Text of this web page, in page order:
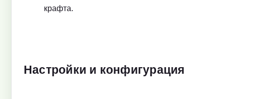
крафта.
Настройки и конфигурация